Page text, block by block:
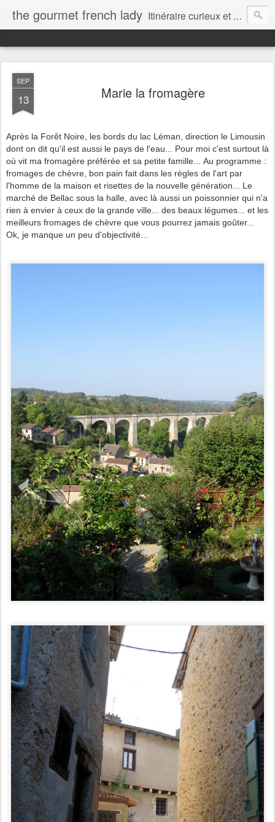
the gourmet french lady Itinéraire curieux et gourmand d'une française installée au Canada...
SEP
13 Marie la fromagère
Après la Forêt Noire, les bords du lac Léman, direction le Limousin
dont on dit qu'il est aussi le pays de l'eau... Pour moi c'est surtout là
où vit ma fromagère préférée et sa petite famille... Au programme :
fromages de chèvre, bon pain fait dans les règles de l'art par
l'homme de la maison et risettes de la nouvelle génération... Le
marché de Bellac sous la halle, avec là aussi un poissonnier qui n'a
rien à envier à ceux de la grande ville... des beaux légumes... et les
meilleurs fromages de chèvre que vous pourrez jamais goûter...
Ok, je manque un peu d'objectivité...